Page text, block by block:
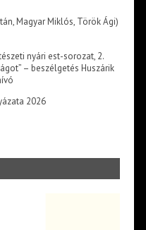
Magyar Miklós, Török Ági)
nyári est-sorozat, 2.
– beszélgetés Huszárik
2026